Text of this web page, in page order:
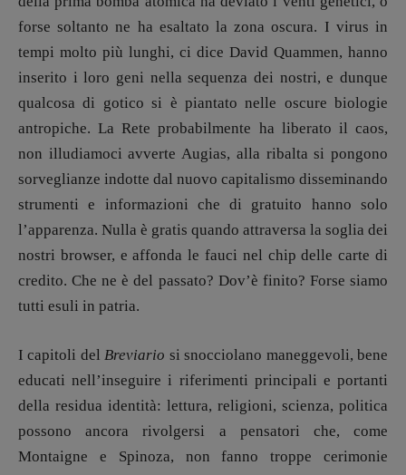
Walter Catalano,Giuseppe Costigliola,
Anna da Re Roberto Derobertis,Elio
Grasso,Fabio Malagnini Valentina
Marcoli
Elisabetta Michielin,Nicole
Spallina Roberto Sturm Tania Tonin
CONTATTI
Case editrici e coordinamento
recensioni:
Elio Grasso [eliovoyager@gmail.com]
Elisabetta Michielin
[michielin.elisabetta@gmail.com]
Anna da Re
[anna.dare.comunicazione@gmail. com]
Coordinamento Fumetti:
Fabio Malagnini
[fabio.malagnini@gmail.com]
Coordinamento Pulp for kids e social
forse soltanto ne ha esaltato la zona oscura. I virus in
tempi molto più lunghi, ci dice David Quammen, hanno
inserito i loro geni nella sequenza dei nostri, e dunque
qualcosa di gotico si è piantato nelle oscure biologie
antropiche. La Rete probabilmente ha liberato il caos,
non illudiamoci avverte Augias, alla ribalta si pongono
sorveglianze indotte dal nuovo capitalismo disseminando
strumenti e informazioni che di gratuito hanno solo
l’apparenza. Nulla è gratis quando attraversa la soglia dei
nostri browser, e affonda le fauci nel chip delle carte di
credito. Che ne è del passato? Dov’è finito? Forse siamo
tutti esuli in patria.
I capitoli delBreviario si snocciolano maneggevoli, bene
educati nell’inseguire i riferimenti principali e portanti
della residua identità: lettura, religioni, scienza, politica
possono ancora rivolgersi a pensatori che, come
Montaigne e Spinoza, non fanno troppe cerimonie